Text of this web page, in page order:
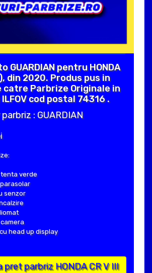
GUARDIAN pentru HONDA
din 2020. Produs pus in
catre Parbrize Originale in
ILFOV cod postal 74316 .
: GUARDIAN
verde
senzor
head up display
parbriz HONDA CR V III